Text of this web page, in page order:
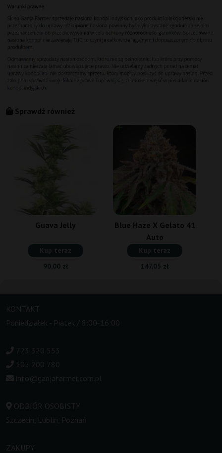
Sprawdź również
Guava Jelly
Kup teraz
90,00 zł
Blue Haze X Gelato 41
Auto
Kup teraz
147,05 zł
KONTAKT
Poniedziałek - Piatek / 8:00-16:00
723 320 553
505 200 780
info@ganjafarmer.com.pl
ODBIÓR OSOBISTY
Szczecin, Lublin, Poznań
ZAKUPY